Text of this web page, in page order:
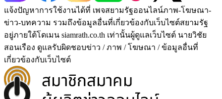
แจ้งปัญหาการใช้งานได้ที่ เพจสยามรัฐออนไลน์ภาพ-โฆษณา-
ข่าว-บทความ รวมถึงข้อมูลอื่นที่เกี่ยวข้องกับเว็บไซต์สยามรัฐ
อยู่ภายใต้โดเมน siamrath.co.th เท่านั้นผู้ดูแลเว็บไซต์ นายวิชัย
สอนเรือง ดูแลรับผิดชอบข่าว / ภาพ / โฆษณา / ข้อมูลอื่นที่
เกี่ยวข้องกับเว็บไซต์